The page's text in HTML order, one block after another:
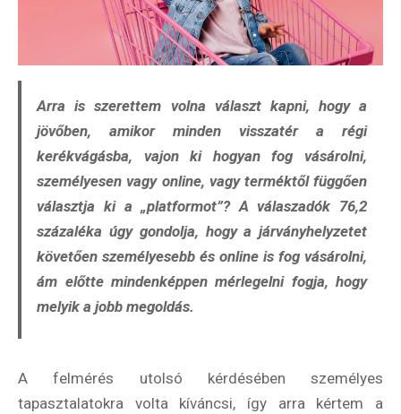
Arra is szerettem volna választ kapni, hogya
jövőben, amikor minden visszatér a régi
kerékvágásba, vajon ki hogyan fog vásárolni,
személyesen vagy online, vagy terméktől függően
választja ki a „platformot”? A válaszadók 76,2
százaléka úgy gondolja, hogy a járványhelyzetet
követően személyesebb és online is fog vásárolni,
ám előtte mindenképpen mérlegelni fogja, hogy
melyik a jobb megoldás.
A felmérés utolsó kérdésében személyes
tapasztalatokra volta kíváncsi, így arra kértem a